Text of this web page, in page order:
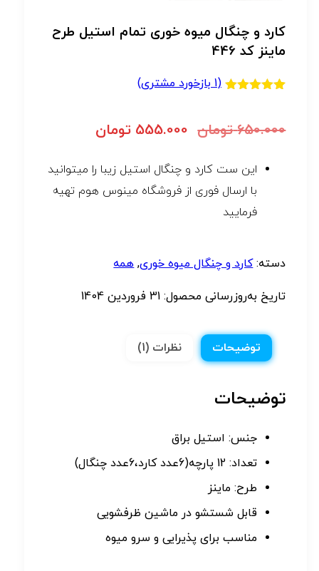
کارد و چنگال میوه خوری تمام استیل طرح
ماینز کد 446
امتیازدهی
(
1بازخورد مشتری)
650.000 تومان 555.000 تومان
این ست کارد و چنگال استیل زیبا را میتوانید
با ارسال فوری از فروشگاه مینوس هوم تهیه
فرمایید
دسته:کارد و چنگال میوه خوری,همه
تاریخ به‌روزرسانی محصول: 31 فروردین 1404
توضیحات نظرات (1)
توضیحات
جنس: استیل براق
تعداد: 12 پارچه(6عدد کارد،6عدد چنگال)
طرح: ماینز
قابل شستشو در ماشین ظرفشویی
مناسب برای پذیرایی و سرو میوه